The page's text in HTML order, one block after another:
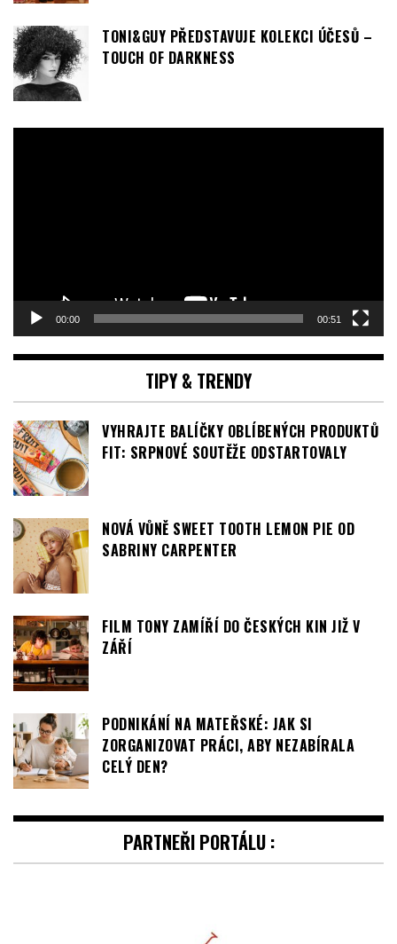
TONI&GUY PŘEDSTAVUJE KOLEKCI ÚČESŮ –
TOUCH OF DARKNESS
00:00 00:51
TIPY & TRENDY
VYHRAJTE BALÍČKY OBLÍBENÝCH PRODUKTŮ
FIT: SRPNOVÉ SOUTĚŽE ODSTARTOVALY
NOVÁ VŮNĚ SWEET TOOTH LEMON PIE OD
SABRINY CARPENTER
FILM TONY ZAMÍŘÍ DO ČESKÝCH KIN JIŽ V
ZÁŘÍ
PODNIKÁNÍ NA MATEŘSKÉ: JAK SI
ZORGANIZOVAT PRÁCI, ABY NEZABÍRALA
CELÝ DEN?
PARTNEŘI PORTÁLU :